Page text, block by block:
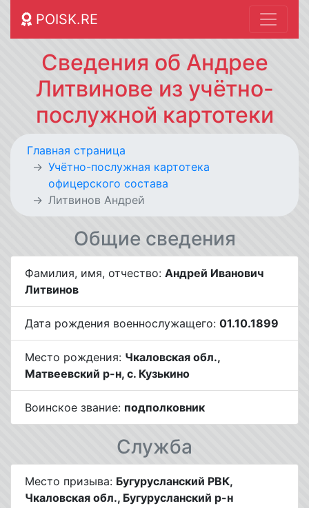
POISK.RE
Сведения об Андрее
Литвинове из учётно-
послужной картотеки
Главная страница
Учётно-послужная картотека
офицерского состава
Литвинов Андрей
Общие сведения
Фамилия, имя, отчество: Андрей Иванович
Литвинов
Дата рождения военнослужащего: 01.10.1899
Место рождения: Чкаловская обл.,
Матвеевский р-н, с. Кузькино
Воинское звание: подполковник
Служба
Место призыва: Бугурусланский РВК,
Чкаловская обл., Бугурусланский р-н